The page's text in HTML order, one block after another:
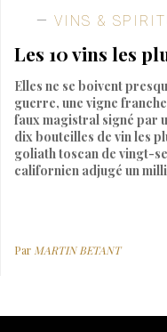
VINS &
Les 10 vins les
Elles ne se boivent
guerre, une vigne
faux magistral signé par
dix bouteilles de vin les
goliath toscan de vingt-
californien adjugé un
ParMARTIN BETANT